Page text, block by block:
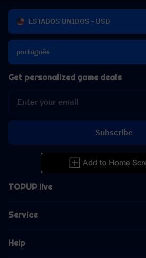
ESTADOS UNIDOS - USD
português
TOPUP live
Service
Help
Get personalized game deals
Subscribe